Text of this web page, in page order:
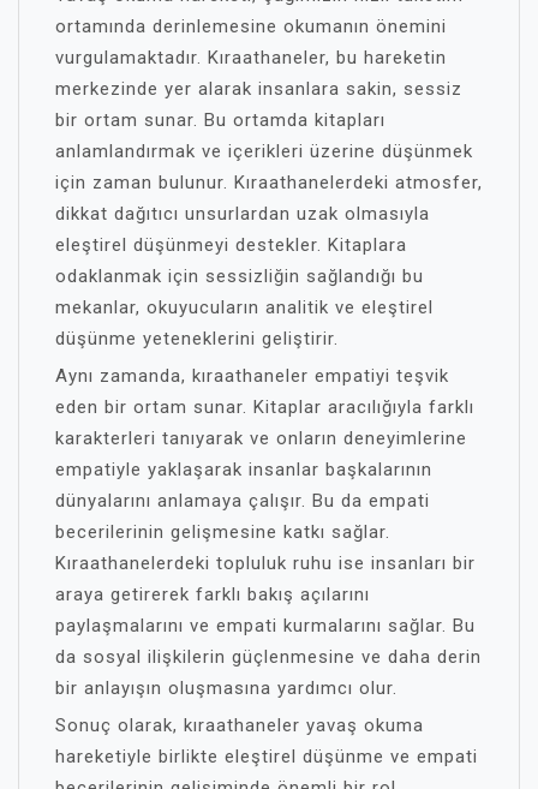
ortamında derinlemesine okumanın önemini
vurgulamaktadır. Kıraathaneler, bu hareketin
merkezinde yer alarak insanlara sakin, sessiz
bir ortam sunar. Bu ortamda kitapları
anlamlandırmak ve içerikleri üzerine düşünmek
için zaman bulunur. Kıraathanelerdeki atmosfer,
dikkat dağıtıcı unsurlardan uzak olmasıyla
eleştirel düşünmeyi destekler. Kitaplara
odaklanmak için sessizliğin sağlandığı bu
mekanlar, okuyucuların analitik ve eleştirel
düşünme yeteneklerini geliştirir.
Aynı zamanda, kıraathaneler empatiyi teşvik
eden bir ortam sunar. Kitaplar aracılığıyla farklı
karakterleri tanıyarak ve onların deneyimlerine
empatiyle yaklaşarak insanlar başkalarının
dünyalarını anlamaya çalışır. Bu da empati
becerilerinin gelişmesine katkı sağlar.
Kıraathanelerdeki topluluk ruhu ise insanları bir
araya getirerek farklı bakış açılarını
paylaşmalarını ve empati kurmalarını sağlar. Bu
da sosyal ilişkilerin güçlenmesine ve daha derin
bir anlayışın oluşmasına yardımcı olur.
Sonuç olarak, kıraathaneler yavaş okuma
hareketiyle birlikte eleştirel düşünme ve empati